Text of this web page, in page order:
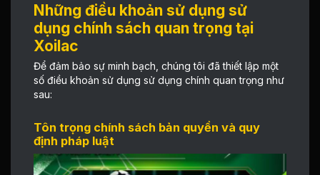
Những điều khoản sử dụng sử
dụng chính sách quan trọng tại
Xoilac
Để đảm bảo sự minh bạch, chúng tôi đã thiết lập một
số điều khoản sử dụng sử dụng chính quan trọng như
sau:
Tôn trọng chính sách bản quyền và quy
định pháp luật